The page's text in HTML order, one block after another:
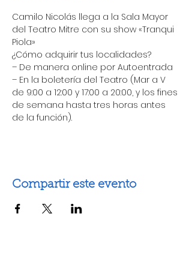
Camilo Nicolás llega a la Sala Mayor
del Teatro Mitre con su show «Tranqui
Piola»
¿Cómo adquirir tus localidades?
– De manera online por Autoentrada
– En la boletería del Teatro (Mar a V
de 9:00 a 12:00 y 17:00 a 20:00, y los fines
de semana hasta tres horas antes
de la función).
Compartir este evento